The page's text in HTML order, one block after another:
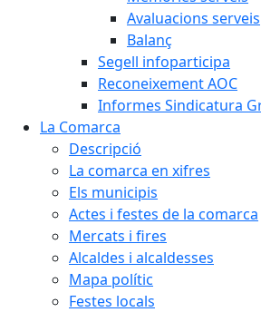
Avaluacions serveis
Balanç
Segell infoparticipa
Reconeixement AOC
Informes Sindicatura
La Comarca
Descripció
La comarca en xifres
Els municipis
Actes i festes de la comarca
Mercats i fires
Alcaldes i alcaldesses
Mapa polític
Festes locals